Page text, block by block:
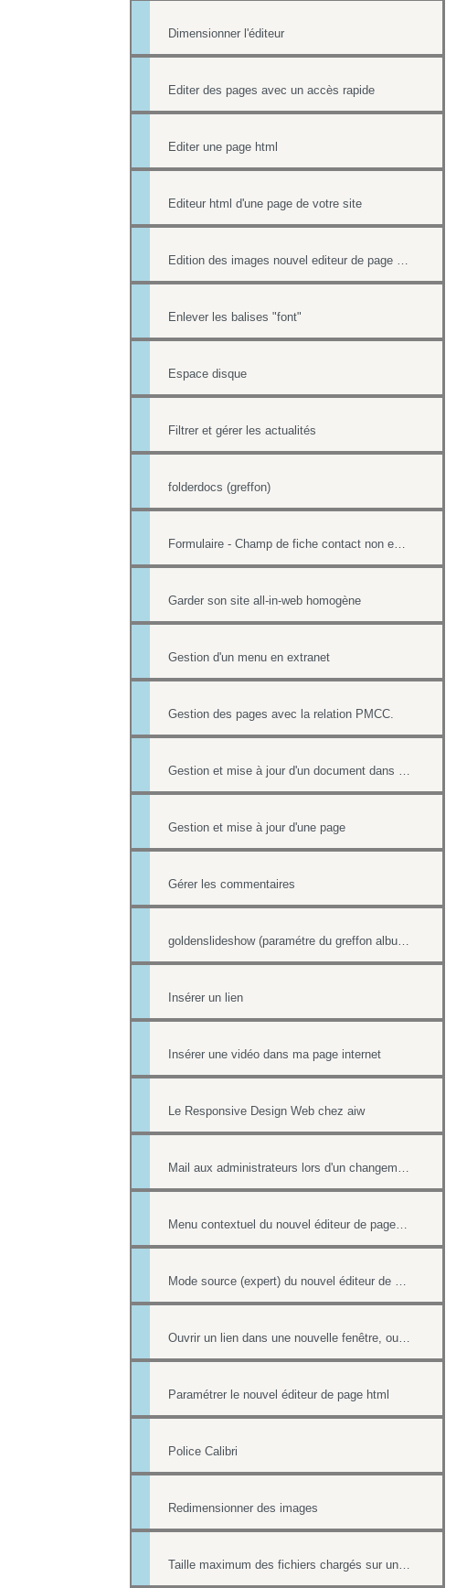
Dimensionner l'éditeur
Editer des pages avec un accès rapide
Editer une page html
Editeur html d'une page de votre site
Edition des images nouvel editeur de page html
Enlever les balises "font"
Espace disque
Filtrer et gérer les actualités
folderdocs (greffon)
Formulaire - Champ de fiche contact non editable
Garder son site all-in-web homogène
Gestion d'un menu en extranet
Gestion des pages avec la relation PMCC.
Gestion et mise à jour d'un document dans une page
Gestion et mise à jour d'une page
Gérer les commentaires
goldenslideshow (paramétre du greffon album)
Insérer un lien
Insérer une vidéo dans ma page internet
Le Responsive Design Web chez aiw
Mail aux administrateurs lors d'un changement de réponse existante
Menu contextuel du nouvel éditeur de page html
Mode source (expert) du nouvel éditeur de page html
Ouvrir un lien dans une nouvelle fenêtre, ouvrir dans un nouvel onglet
Paramétrer le nouvel éditeur de page html
Police Calibri
Redimensionner des images
Taille maximum des fichiers chargés sur un site